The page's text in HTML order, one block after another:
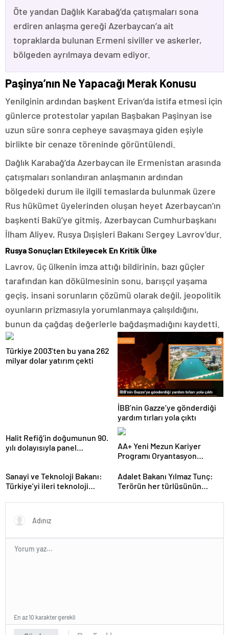
Öte yandan Dağlık Karabağ’da çatışmaları sona
erdiren anlaşma gereği Azerbaycan’a ait
topraklarda bulunan Ermeni siviller ve askerler,
bölgeden ayrılmaya devam ediyor.
Paşinya’nın Ne Yapacağı Merak Konusu
Yenilginin ardından başkent Erivan’da istifa etmesi için
günlerce protestolar yapılan Başbakan Paşinyan ise
uzun süre sonra cepheye savaşmaya giden eşiyle
birlikte bir cenaze töreninde görüntülendi.
Dağlık Karabağ’da Azerbaycan ile Ermenistan arasında
çatışmaları sonlandıran anlaşmanın ardından
bölgedeki durum ile ilgili temaslarda bulunmak üzere
Rus hükümet üyelerinden oluşan heyet Azerbaycan’ın
başkenti Bakü’ye gitmiş, Azerbaycan Cumhurbaşkanı
İlham Aliyev, Rusya Dışişleri Bakanı Sergey Lavrov’dur.
Rusya Sonuçları Etkileyecek En Kritik Ülke
Lavrov, üç ülkenin imza attığı bildirinin, bazı güçler
tarafından kan dökülmesinin sonu, barışçıl yaşama
geçiş, insani sorunların çözümü olarak değil, jeopolitik
oyunların prizmasıyla yorumlanmaya çalışıldığını,
bunun da çağdaş değerlerle bağdaşmadığını kaydetti.
Türkiye 2003’ten bu yana 262
milyar dolar yatırım çekti
İBB’nin Gazze’ye gönderdiği
yardım tırları yola çıktı
Halit Refiğ’in doğumunun 90.
yılı dolayısıyla panel
AA+ Yeni Mezun Kariyer
Programı Oryantasyon
Sanayi ve Teknoloji Bakanı:
Türkiye’yi ileri teknoloji
getireceğiz
Adalet Bakanı Yılmaz Tunç:
Terörün her türlüsünün
mücadelemiz devam edecek
En az 10 karakter gerekli